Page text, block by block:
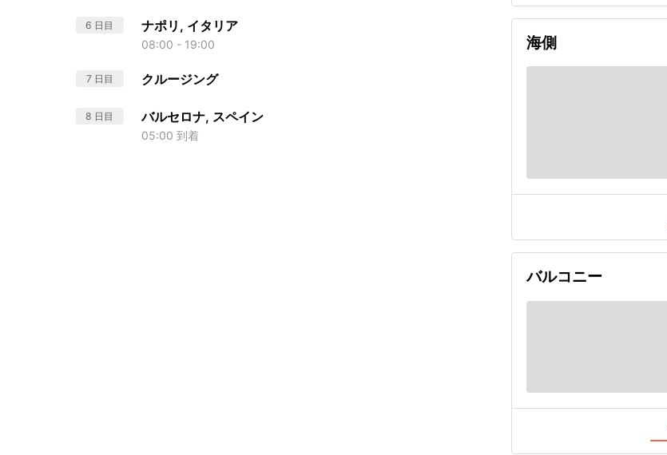
6 日目 ナポリ, イタリア
08:00 - 19:00
7 日目 クルージング
8 日目 バルセロナ, スペイン
05:00 到着
海側
バルコニー